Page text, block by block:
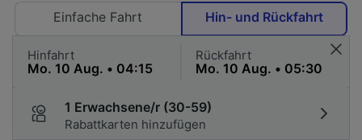
Einfache Fahrt
Hin- und Rückfahrt
Hinfahrt Rückfahrt
1 Erwachsene/r (30-59)
Rabattkarten hinzufügen